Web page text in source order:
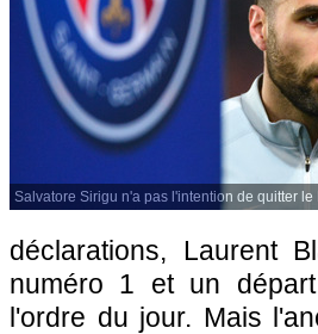
Salvatore Sirigu n'a pas l'intention de quitter le
déclarations, Laurent
numéro 1 et un
l'ordre du jour. Mais